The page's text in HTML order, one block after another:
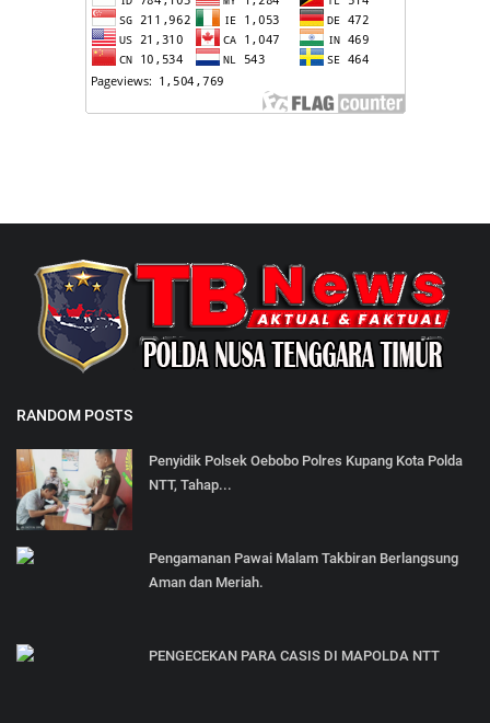
RANDOM POSTS
Penyidik Polsek Oebobo Polres Kupang Kota Polda
NTT, Tahap...
Pengamanan Pawai Malam Takbiran Berlangsung
Aman dan Meriah.
PENGECEKAN PARA CASIS DI MAPOLDA NTT